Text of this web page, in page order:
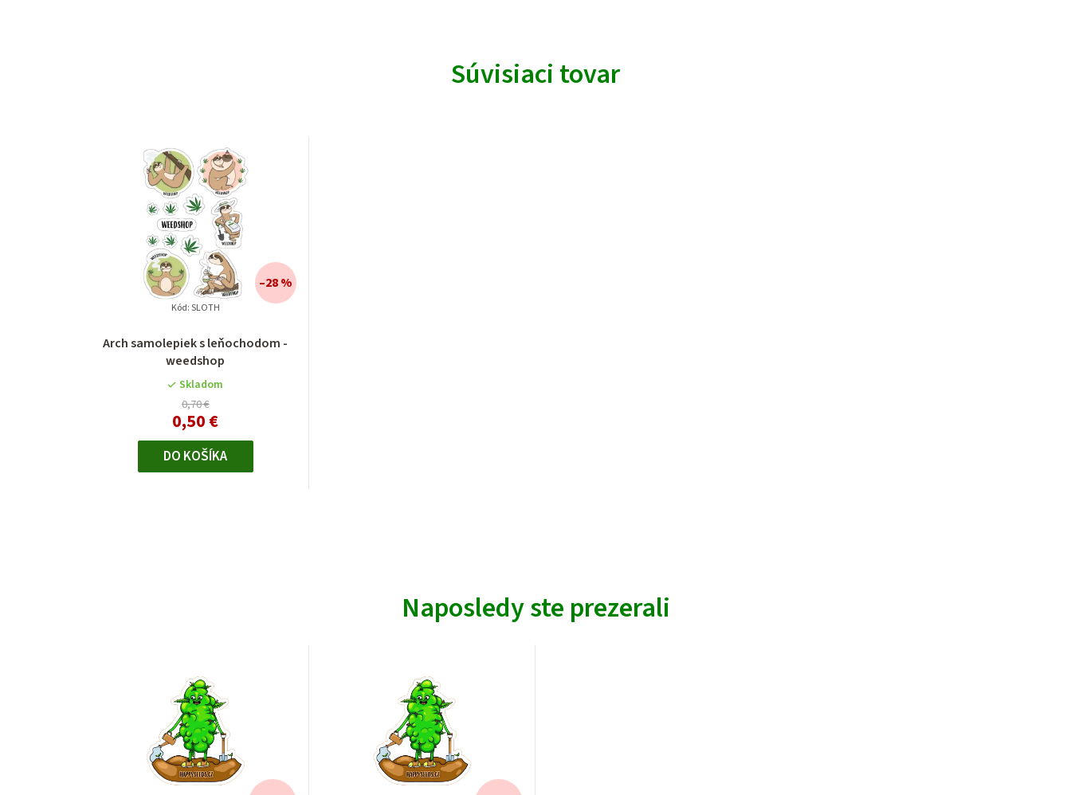
Súvisiaci tovar
Arch samolepiek s leňochodom -
weedshop
Skladom
0,70 €
0,50 €
–28 %
DO KOŠÍKA
Kód:SLOTH
Naposledy ste prezerali